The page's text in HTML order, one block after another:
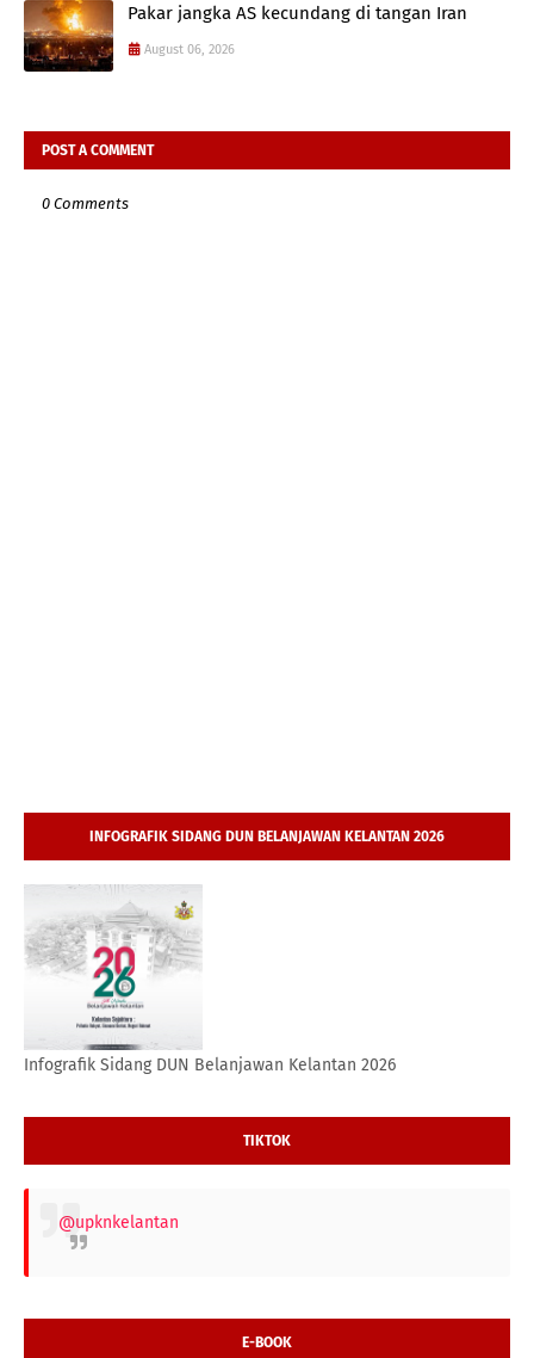
Pakar jangka AS kecundang di tangan Iran
August 06, 2026
POST A COMMENT
0 Comments
INFOGRAFIK SIDANG DUN BELANJAWAN KELANTAN 2026
Infografik Sidang DUN Belanjawan Kelantan 2026
TIKTOK
@upknkelantan
E-BOOK